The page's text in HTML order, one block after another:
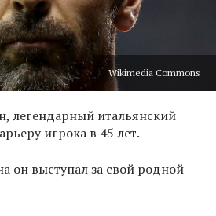
Wikimedia Commons
легендарный итальянский
игрока в 45 лет.
он выступал за свой родной